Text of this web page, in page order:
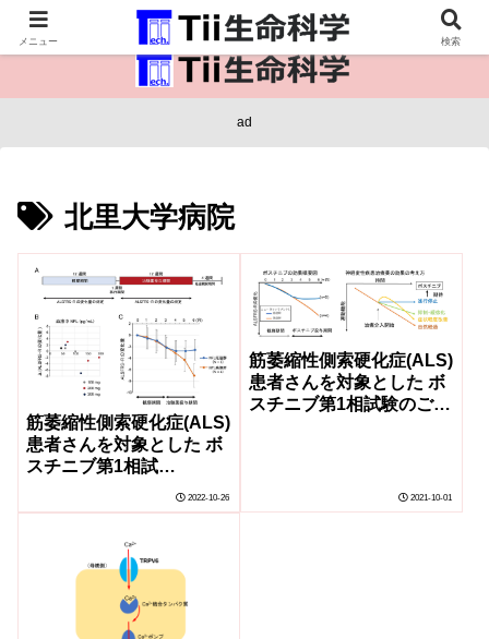
医療保健・生命・生物の情報インフラ。
ad
北里大学病院
筋萎縮性側索硬化症(ALS)
患者さんを対象とした ボ
スチニブ第1相試
験;iDReAM試験の成果報
告 (論文発表)
2022-10-26
筋萎縮性側索硬化症(ALS)
患者さんを対象とした ボ
スチニブ第1相試験のご報
2021-10-01
メニュー 検索